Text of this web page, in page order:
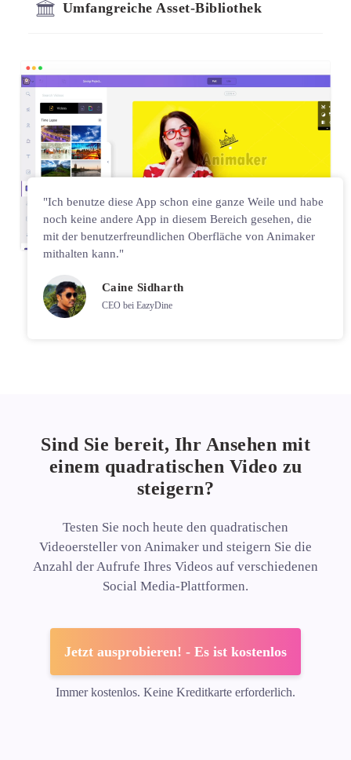
Umfangreiche Asset-Bibliothek
"Ich benutze diese App schon eine ganze Weile und habe
noch keine andere App in diesem Bereich gesehen, die
mit der benutzerfreundlichen Oberfläche von Animaker
mithalten kann."
Caine Sidharth
CEO bei EazyDine
Sind Sie bereit, Ihr Ansehen mit
einem quadratischen Video zu
steigern?
Testen Sie noch heute den quadratischen
Videoersteller von Animaker und steigern Sie die
Anzahl der Aufrufe Ihres Videos auf verschiedenen
Social Media-Plattformen.
Jetzt ausprobieren! - Es ist kostenlos
Immer kostenlos. Keine Kreditkarte erforderlich.